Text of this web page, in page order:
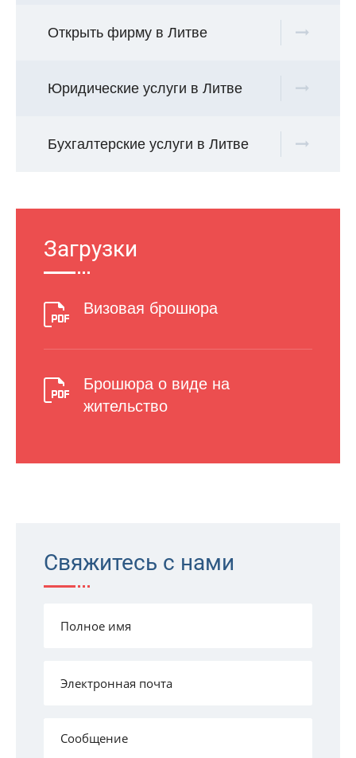
Открыть фирму в Литве
Юридические услуги в Литве
Бухгалтерские услуги в Литве
Загрузки
Визовая брошюра
Брошюра о виде на
жительство
Свяжитесь с нами